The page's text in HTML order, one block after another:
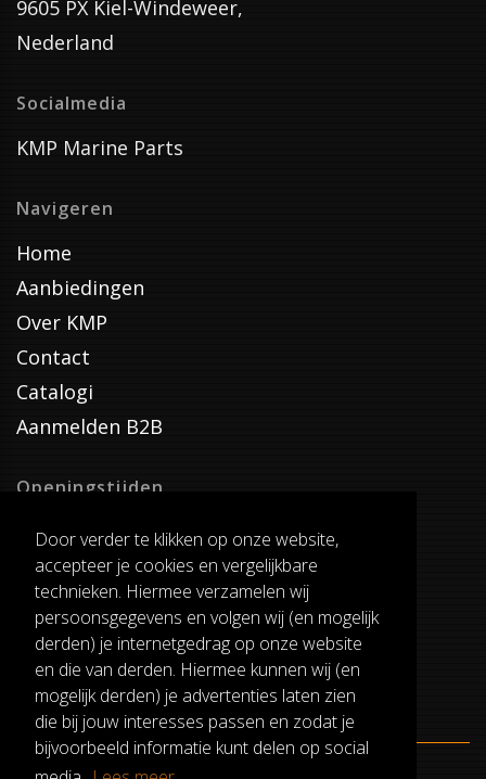
Door verder te klikken op onze website,
accepteer je cookies en vergelijkbare
technieken. Hiermee verzamelen wij
persoonsgegevens en volgen wij (en mogelijk
derden) je internetgedrag op onze website
en die van derden. Hiermee kunnen wij (en
mogelijk derden) je advertenties laten zien
die bij jouw interesses passen en zodat je
bijvoorbeeld informatie kunt delen op social
9605 PX Kiel-Windeweer,
Nederland
Socialmedia
KMP Marine Parts
Navigeren
Home
Aanbiedingen
Over KMP
Contact
Catalogi
Aanmelden B2B
Openingstijden
Dinsdag T/M Zaterdag
van 8:00-17:00
Verzenddagen
Dinsdag T/M Vrijdag
Pauze
12:30-13:00